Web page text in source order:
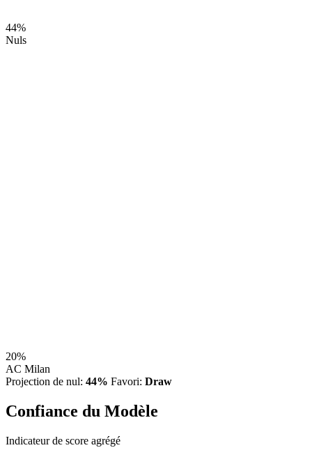
44%
Nuls
20%
AC Milan
Projection de nul: 44% Favori: Draw
Confiance du Modèle
Indicateur de score agrégé